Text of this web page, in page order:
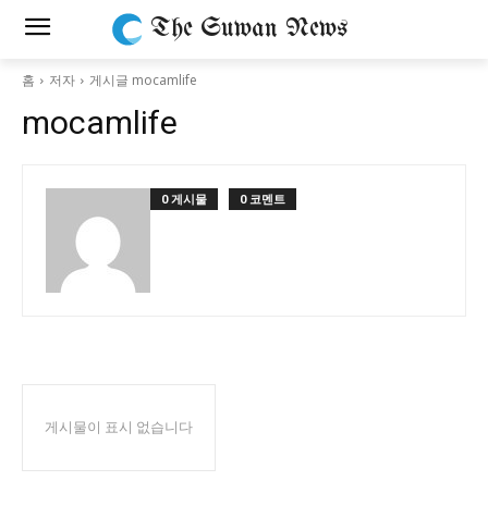
The Suwan News
홈 저자 게시글 mocamlife
mocamlife
0 게시물 0 코멘트
게시물이 표시 없습니다